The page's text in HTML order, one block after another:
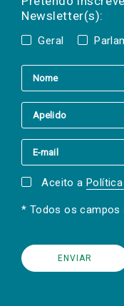
Newsletter(s):
Geral
Aceito a
* Todos os campos